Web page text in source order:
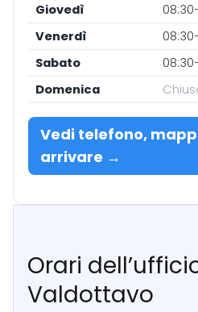
Giovedì
Venerdì
Sabato
Domenica
Vedi telefono,
arrivare →
Orari
Valdottavo